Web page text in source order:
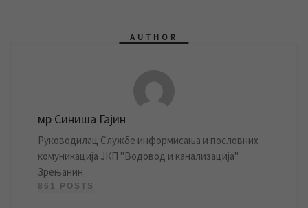
AUTHOR
мр Синиша Гајин
Руководилац Службе информисања и пословних
комуникација ЈКП "Водовод и канализација"
Зрењанин
861 POSTS